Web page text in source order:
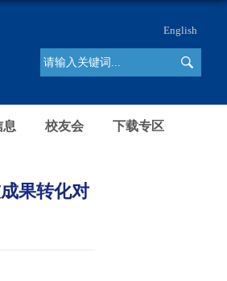
English
息 校友会 下载专区
果转化对